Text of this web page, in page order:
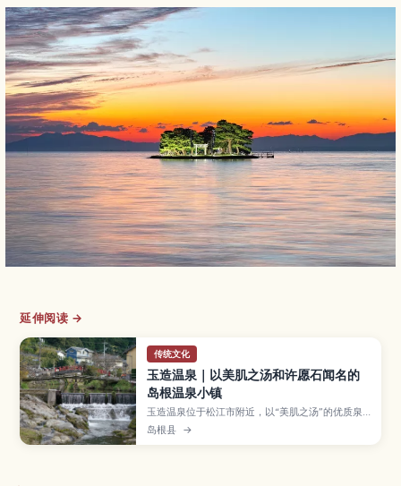
延伸阅读 →
传统文化
玉造温泉｜以美肌之汤和许愿石闻名的
岛根温泉小镇
玉造温泉位于松江市附近，以“美肌之汤”的优质泉
质、沿河分布的旅馆与足汤街景而广受欢迎。本文
将介绍玉作汤神社与“愿望之石”的参拜方式、免费
岛根县 →